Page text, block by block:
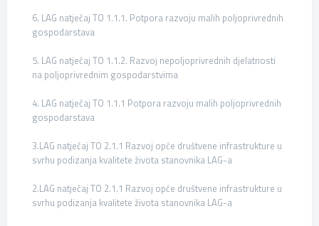
6. LAG natječaj TO 1.1.1. Potpora razvoju malih poljoprivrednih
gospodarstava
5. LAG natječaj TO 1.1.2. Razvoj nepoljoprivrednih djelatnosti
na poljoprivrednim gospodarstvima
4. LAG natječaj TO 1.1.1 Potpora razvoju malih poljoprivrednih
gospodarstava
3.LAG natječaj TO 2.1.1 Razvoj opće društvene infrastrukture u
svrhu podizanja kvalitete života stanovnika LAG-a
2.LAG natječaj TO 2.1.1 Razvoj opće društvene infrastrukture u
svrhu podizanja kvalitete života stanovnika LAG-a